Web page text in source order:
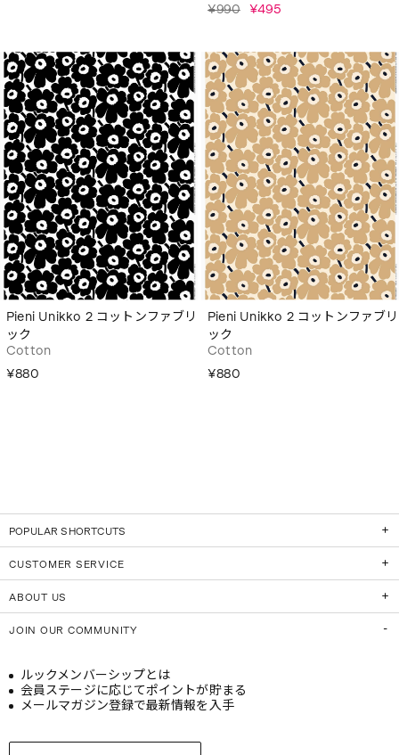
¥990 ¥495
Pieni Unikko 2 コットンファブリ
ック
Cotton
¥880
Pieni Unikko 2 コットンファブリ
ック
Cotton
¥880
POPULAR SHORTCUTS
CUSTOMER SERVICE
ABOUT US
JOIN OUR COMMUNITY
ルックメンバーシップとは
会員ステージに応じてポイントが貯まる
メールマガジン登録で最新情報を入手